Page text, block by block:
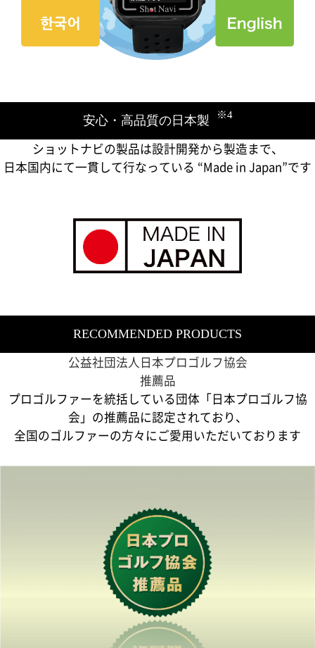
安心・高品質の日本製 ※4
ショットナビの製品は​設計開発から製造まで、
日本国内にて一貫して行なっている ​“Made in Japan”です
RECOMMENDED PRODUCTS​
公益社団法人日本プロゴルフ協会
推薦品​
プロゴルファーを統括している団体「日本プロゴルフ協
会」の推薦品に認定されており、
全国のゴルファーの方々にご愛用いただいております